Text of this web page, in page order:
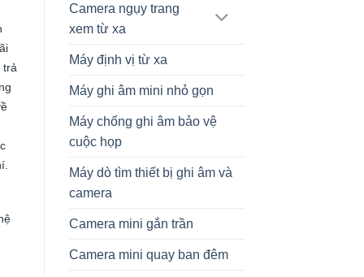
trả
Camera ngụy trang
xem từ xa
Máy định vị từ xa
Máy ghi âm mini nhỏ gọn
Máy chống ghi âm bảo vệ
cuộc họp
Máy dò tìm thiết bị ghi âm và
camera
Camera mini gắn trần
Camera mini quay ban đêm